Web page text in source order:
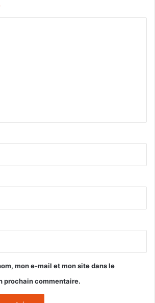
mon e-mail et mon site dans le
prochain commentaire.